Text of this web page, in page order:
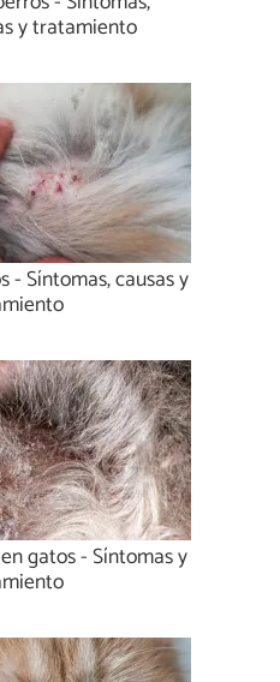
y tratamiento
- Síntomas, causas y
gatos - Síntomas y